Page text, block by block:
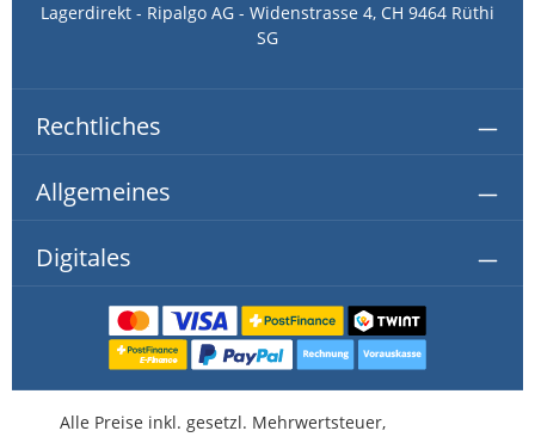
Lagerdirekt - Ripalgo AG - Widenstrasse 4, CH 9464 Rüthi
SG
Rechtliches
Allgemeines
Digitales
Alle Preise inkl. gesetzl. Mehrwertsteuer,